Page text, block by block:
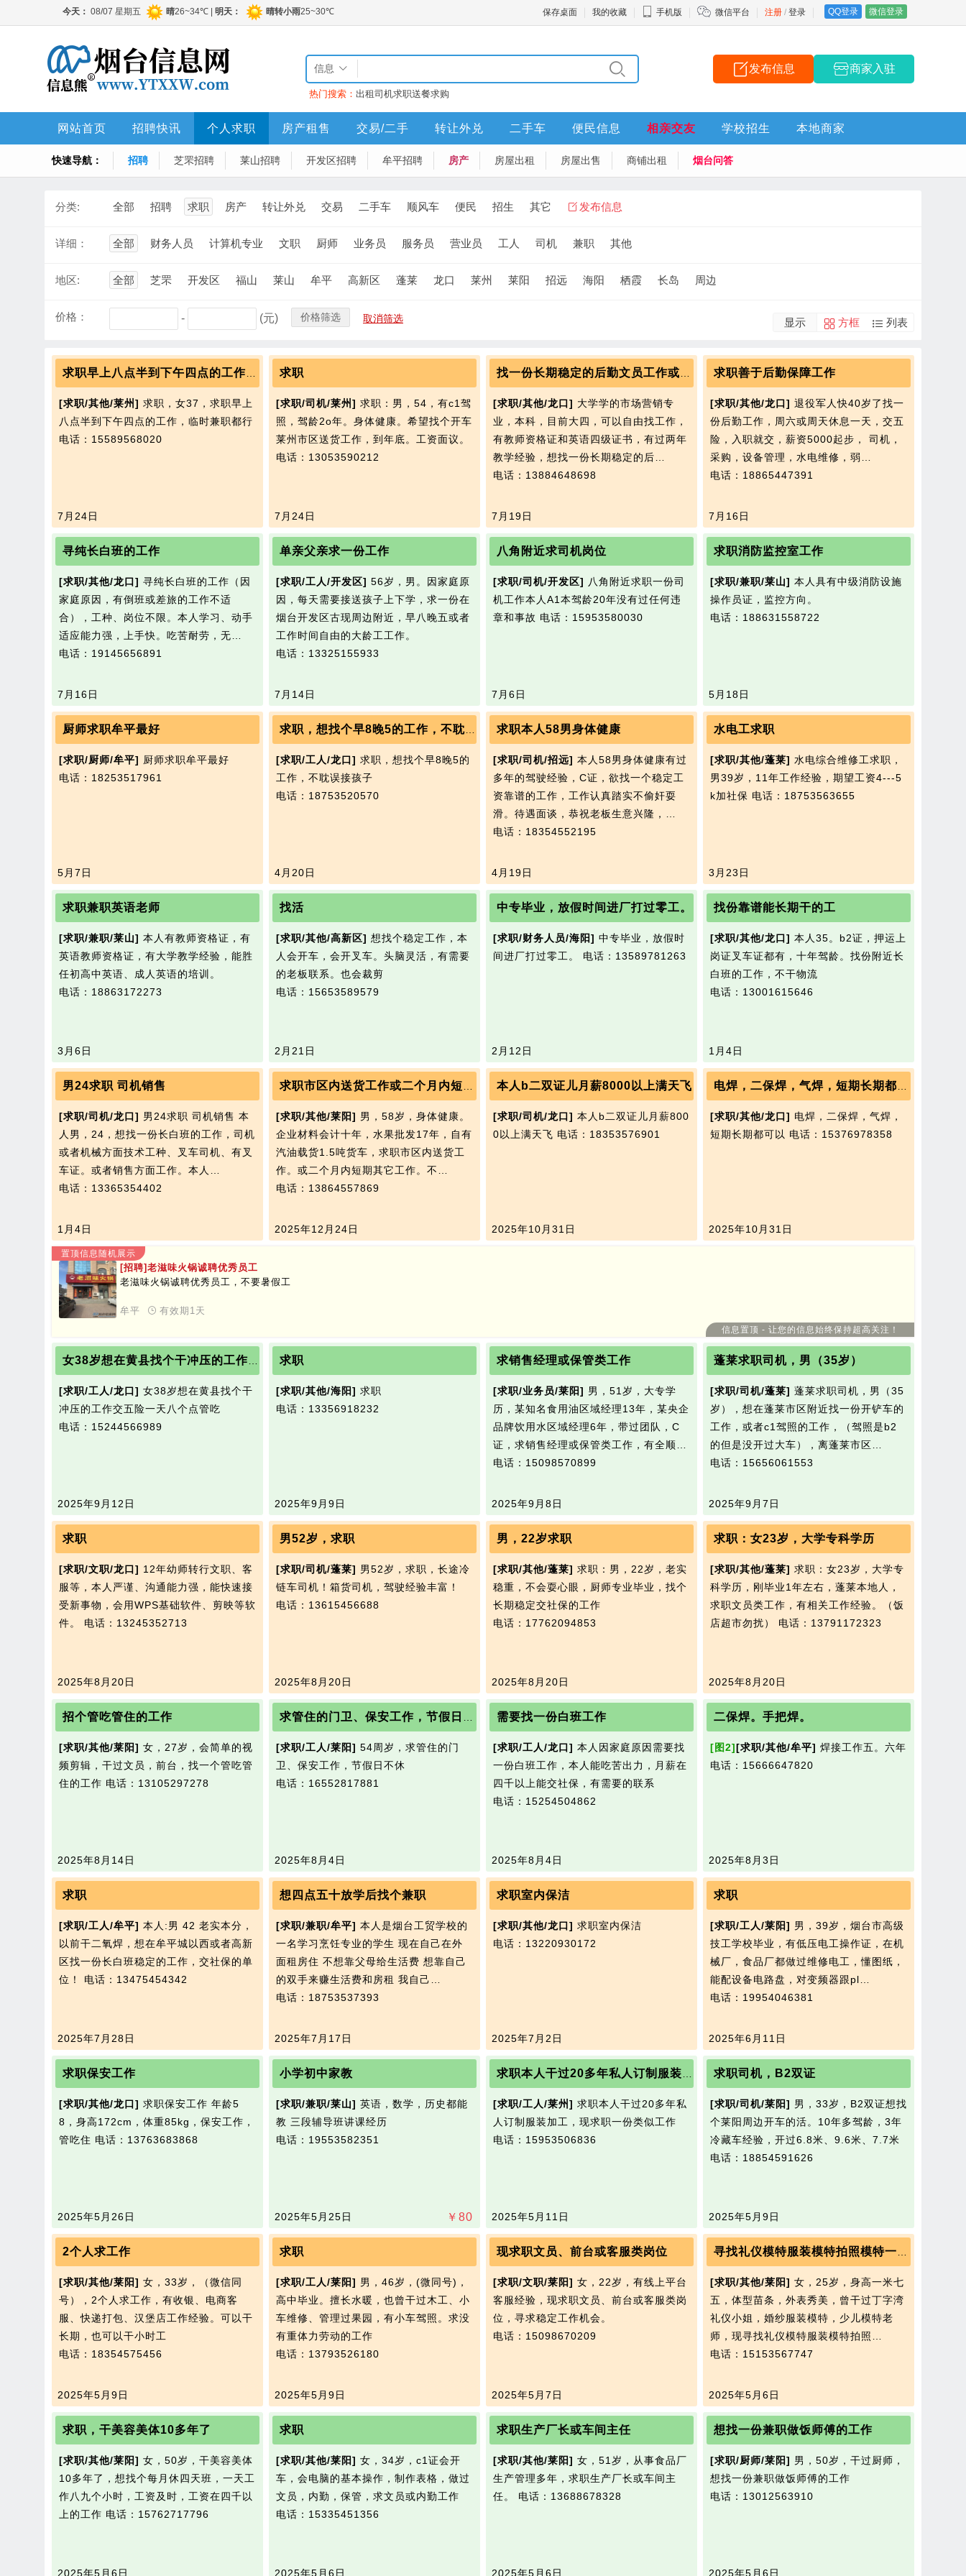
注册 / 登录 QQ登录 微信登录
保存桌面 我的收藏 手机版 微信平台
信息
热门搜索： 出租司机求职送餐求购
发布信息 商家入驻
网站首页 招聘快讯 个人求职 房产租售 交易/二手 转让外兑 二手车 便民信息 相亲交友 学校招生 本地商家
快速导航： 招聘 芝罘招聘 莱山招聘 开发区招聘 牟平招聘 房产 房屋出租 房屋出售 商铺出租 烟台问答
分类: 全部 招聘 求职 房产 转让外兑 交易 二手车 顺风车 便民 招生 其它 发布信息
详细： 全部 财务人员 计算机专业 文职 厨师 业务员 服务员 营业员 工人 司机 兼职 其他
地区: 全部 芝罘 开发区 福山 莱山 牟平 高新区 蓬莱 龙口 莱州 莱阳 招远 海阳 栖霞 长岛 周边
价格： - (元) 价格筛选 取消筛选 显示 方框 列表
[求职/其他/莱州] 求职，女37，求职早上
八点半到下午四点的工作，临时兼职都行
电话：15589568020
7月24日
求职
[求职/司机/莱州] 求职：男，54，有c1驾
照，驾龄2o年。身体健康。希望找个开车
莱州市区送货工作，到年底。工资面议。
电话：13053590212
7月24日
[求职/其他/龙口] 大学学的市场营销专
业，本科，目前大四，可以自由找工作，
有教师资格证和英语四级证书，有过两年
教学经验，想找一份长期稳定的后…
电话：13884648698
7月19日
求职善于后勤保障工作
[求职/其他/龙口] 退役军人快40岁了找一
份后勤工作，周六或周天休息一天，交五
险，入职就交，薪资5000起步， 司机，
采购，设备管理，水电维修，弱…
电话：18865447391
7月16日
寻纯长白班的工作
[求职/其他/龙口] 寻纯长白班的工作（因
家庭原因，有倒班或差旅的工作不适
合），工种、岗位不限。本人学习、动手
适应能力强，上手快。吃苦耐劳，无…
电话：19145656891
7月16日
单亲父亲求一份工作
[求职/工人/开发区] 56岁，男。因家庭原
因，每天需要接送孩子上下学，求一份在
烟台开发区古现周边附近，早八晚五或者
工作时间自由的大龄工工作。
电话：13325155933
7月14日
八角附近求司机岗位
[求职/司机/开发区] 八角附近求职一份司
机工作本人A1本驾龄20年没有过任何违
章和事故 电话：15953580030
7月6日
求职消防监控室工作
[求职/兼职/莱山] 本人具有中级消防设施
操作员证，监控方向。
电话：188631558722
5月18日
厨师求职牟平最好
[求职/厨师/牟平] 厨师求职牟平最好
电话：18253517961
5月7日
[求职/工人/龙口] 求职，想找个早8晚5的
工作，不耽误接孩子
电话：18753520570
4月20日
求职本人58男身体健康
[求职/司机/招远] 本人58男身体健康有过
多年的驾驶经验，C证，欲找一个稳定工
资靠谱的工作，工作认真踏实不偷奸耍
滑。待遇面谈，恭祝老板生意兴隆，…
电话：18354552195
4月19日
水电工求职
[求职/其他/蓬莱] 水电综合维修工求职，
男39岁，11年工作经验，期望工资4---5
k加社保 电话：18753563655
3月23日
求职兼职英语老师
[求职/兼职/莱山] 本人有教师资格证，有
英语教师资格证，有大学教学经验，能胜
任初高中英语、成人英语的培训。
电话：18863172273
3月6日
找活
[求职/其他/高新区] 想找个稳定工作，本
人会开车，会开叉车。头脑灵活，有需要
的老板联系。也会裁剪
电话：15653589579
2月21日
中专毕业，放假时间进厂打过零工。
[求职/财务人员/海阳] 中专毕业，放假时
间进厂打过零工。 电话：13589781263
2月12日
找份靠谱能长期干的工
[求职/其他/龙口] 本人35。b2证，押运上
岗证叉车证都有，十年驾龄。找份附近长
白班的工作，不干物流
电话：13001615646
1月4日
男24求职 司机销售
[求职/司机/龙口] 男24求职 司机销售 本
人男，24，想找一份长白班的工作，司机
或者机械方面技术工种、叉车司机、有叉
车证。或者销售方面工作。本人…
电话：13365354402
1月4日
[求职/其他/莱阳] 男，58岁，身体健康。
企业材料会计十年，水果批发17年，自有
汽油载货1.5吨货车，求职市区内送货工
作。或二个月内短期其它工作。不…
电话：13864557869
2025年12月24日
本人b二双证儿月薪8000以上满天飞
[求职/司机/龙口] 本人b二双证儿月薪800
0以上满天飞 电话：18353576901
2025年10月31日
[求职/其他/龙口] 电焊，二保焊，气焊，
短期长期都可以 电话：15376978358
2025年10月31日
置顶信息随机展示
[招聘]老滋味火锅诚聘优秀员工
老滋味火锅诚聘优秀员工，不要暑假工
牟平 有效期1天
信息置顶 - 让您的信息始终保持超高关注！
[求职/工人/龙口] 女38岁想在黄县找个干
冲压的工作交五险一天八个点管吃
电话：15244566989
2025年9月12日
求职
[求职/其他/海阳] 求职
电话：13356918232
2025年9月9日
求销售经理或保管类工作
[求职/业务员/莱阳] 男，51岁，大专学
历，某知名食用油区域经理13年，某央企
品牌饮用水区域经理6年，带过团队，C
证，求销售经理或保管类工作，有全顺…
电话：15098570899
2025年9月8日
蓬莱求职司机，男（35岁）
[求职/司机/蓬莱] 蓬莱求职司机，男（35
岁），想在蓬莱市区附近找一份开铲车的
工作，或者c1驾照的工作，（驾照是b2
的但是没开过大车），离蓬莱市区…
电话：15656061553
2025年9月7日
求职
[求职/文职/龙口] 12年幼师转行文职、客
服等，本人严谨、沟通能力强，能快速接
受新事物，会用WPS基础软件、剪映等软
件。 电话：13245352713
2025年8月20日
男52岁，求职
[求职/司机/蓬莱] 男52岁，求职，长途冷
链车司机！箱货司机，驾驶经验丰富！
电话：13615456688
2025年8月20日
男，22岁求职
[求职/其他/蓬莱] 求职：男，22岁，老实
稳重，不会耍心眼，厨师专业毕业，找个
长期稳定交社保的工作
电话：17762094853
2025年8月20日
求职：女23岁，大学专科学历
[求职/其他/蓬莱] 求职：女23岁，大学专
科学历，刚毕业1年左右，蓬莱本地人，
求职文员类工作，有相关工作经验。（饭
店超市勿扰） 电话：13791172323
2025年8月20日
招个管吃管住的工作
[求职/其他/莱阳] 女，27岁，会简单的视
频剪辑，干过文员，前台，找一个管吃管
住的工作 电话：13105297278
2025年8月14日
[求职/工人/莱阳] 54周岁，求管住的门
卫、保安工作，节假日不休
电话：16552817881
2025年8月4日
需要找一份白班工作
[求职/工人/龙口] 本人因家庭原因需要找
一份白班工作，本人能吃苦出力，月薪在
四千以上能交社保，有需要的联系
电话：15254504862
2025年8月4日
二保焊。手把焊。
[图2][求职/其他/牟平] 焊接工作五。六年
电话：15666647820
2025年8月3日
求职
[求职/工人/牟平] 本人:男 42 老实本分，
以前干二氧焊，想在牟平城以西或者高新
区找一份长白班稳定的工作，交社保的单
位！ 电话：13475454342
2025年7月28日
想四点五十放学后找个兼职
[求职/兼职/牟平] 本人是烟台工贸学校的
一名学习烹饪专业的学生 现在自己在外
面租房住 不想靠父母给生活费 想靠自己
的双手来赚生活费和房租 我自己…
电话：18753537393
2025年7月17日
求职室内保洁
[求职/其他/龙口] 求职室内保洁
电话：13220930172
2025年7月2日
求职
[求职/工人/莱阳] 男，39岁，烟台市高级
技工学校毕业，有低压电工操作证，在机
械厂，食品厂都做过维修电工，懂图纸，
能配设备电路盘，对变频器跟pl…
电话：19954046381
2025年6月11日
求职保安工作
[求职/其他/龙口] 求职保安工作 年龄5
8，身高172cm，体重85kg，保安工作，
管吃住 电话：13763683868
2025年5月26日
小学初中家教
[求职/兼职/莱山] 英语，数学，历史都能
教 三段辅导班讲课经历
电话：19553582351
￥ 80
2025年5月25日
[求职/工人/莱州] 求职本人干过20多年私
人订制服装加工，现求职一份类似工作
电话：15953506836
2025年5月11日
求职司机，B2双证
[求职/司机/莱阳] 男，33岁，B2双证想找
个莱阳周边开车的活。10年多驾龄，3年
冷藏车经验，开过6.8米、9.6米、7.7米
电话：18854591626
2025年5月9日
2个人求工作
[求职/其他/莱阳] 女，33岁，（微信同
号），2个人求工作，有收银、电商客
服、快递打包、汉堡店工作经验。可以干
长期，也可以干小时工
电话：18354575456
2025年5月9日
求职
[求职/工人/莱阳] 男，46岁，(微同号)，
高中毕业。擅长水暖，也曾干过木工、小
车维修、管理过果园，有小车驾照。求没
有重体力劳动的工作
电话：13793526180
2025年5月9日
现求职文员、前台或客服类岗位
[求职/文职/莱阳] 女，22岁，有线上平台
客服经验，现求职文员、前台或客服类岗
位，寻求稳定工作机会。
电话：15098670209
2025年5月7日
[求职/其他/莱阳] 女，25岁，身高一米七
五，体型苗条，外表秀美，曾干过丁字湾
礼仪小姐，婚纱服装模特，少儿模特老
师，现寻找礼仪模特服装模特拍照…
电话：15153567747
2025年5月6日
求职，干美容美体10多年了
[求职/其他/莱阳] 女，50岁，干美容美体
10多年了，想找个每月休四天班，一天工
作八九个小时，工资及时，工资在四千以
上的工作 电话：15762717796
2025年5月6日
求职
[求职/其他/莱阳] 女，34岁，c1证会开
车，会电脑的基本操作，制作表格，做过
文员，内勤，保管，求文员或内勤工作
电话：15335451356
2025年5月6日
求职生产厂长或车间主任
[求职/其他/莱阳] 女，51岁，从事食品厂
生产管理多年，求职生产厂长或车间主
任。 电话：13688678328
2025年5月6日
想找一份兼职做饭师傅的工作
[求职/厨师/莱阳] 男，50岁，干过厨师，
想找一份兼职做饭师傅的工作
电话：13012563910
2025年5月6日